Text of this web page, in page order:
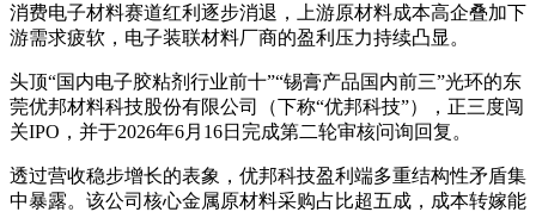
消费电子材料赛道红利逐步消退，上游原材料成本高企叠加下
游需求疲软，电子装联材料厂商的盈利压力持续凸显。
头顶“国内电子胶粘剂行业前十”“锡膏产品国内前三”光环的东
莞优邦材料科技股份有限公司（下称“优邦科技”），正三度闯
关IPO，并于2026年6月16日完成第二轮审核问询回复。
透过营收稳步增长的表象，优邦科技盈利端多重结构性矛盾集
中暴露。该公司核心金属原材料采购占比超五成，成本转嫁能